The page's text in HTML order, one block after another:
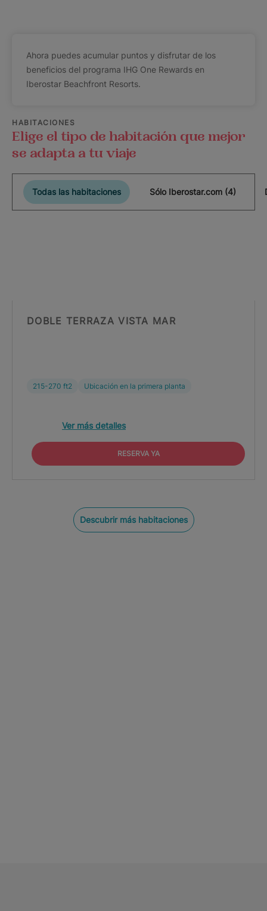
Ahora puedes acumular puntos y disfrutar de los
beneficios del programa IHG One Rewards en
Iberostar Beachfront Resorts.
HABITACIONES
Elige el tipo de habitación que mejor
se adapta a tu viaje
Todas las habitaciones Sólo Iberostar.com (4)
DOBLE TERRAZA VISTA MAR
215-270 ft2 Ubicación en la primera planta
Ver más detalles
RESERVA YA
Descubrir más habitaciones